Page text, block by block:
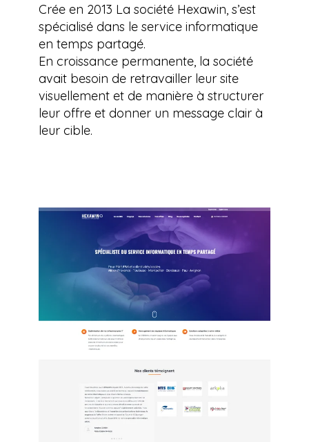
Crée en 2013 La société Hexawin, s’est
spécialisé dans le service informatique
en temps partagé.
En croissance permanente, la société
avait besoin de retravailler leur site
visuellement et de manière à structurer
leur offre et donner un message clair à
leur cible.